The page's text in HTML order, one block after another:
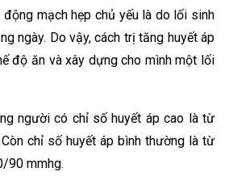
động mạch hẹp chủ yếu là do lối sinh
ngày. Do vậy, cách trị tăng huyết áp
độ ăn và xây dựng cho mình một lối
người có chỉ số huyết áp cao là từ
chỉ số huyết áp bình thường là từ
90 mmhg.